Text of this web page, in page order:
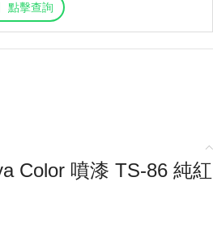
點擊查詢
Color 噴漆 TS-86 純紅